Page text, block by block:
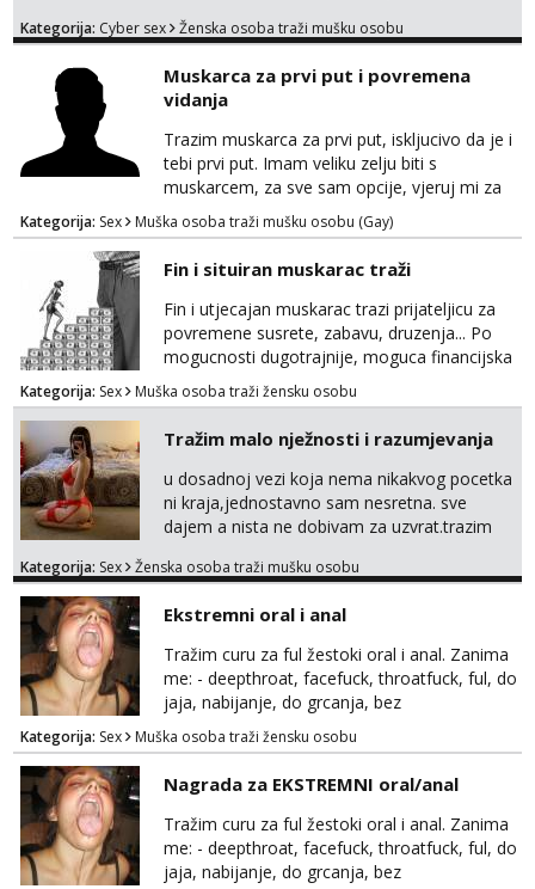
poslije kada se bolje znamo i videopoziv i
Idealno ne nešto jednokratno već
dogovoreno i na dulje vrijeme. Malo jesam
sramežljiva ali potrudit ću se da budeš
zadovoljan i da imaš nekog za svakodn...
Kategorija: Cyber sex Ženska osoba traži mušku osobu
Muskarca za prvi put i povremena
vidanja
Trazim muskarca za prvi put, iskljucivo da je i
tebi prvi put. Imam veliku zelju biti s
muskarcem, za sve sam opcije, vjeruj mi za
sve…pasiv/aktiv/pusenje/ najlonke…ako bude
dobro mozemo nastaviti povremena vidanja
uz maksimalnu diskreciju,sto bude u sobi
tamo i ostaje. Jace sam grade 180cm 110kg.
Ozenjen, uz dogovor o lokaciji i vremenu ja
rjesavam apartman/hotel. Odgovara mi cijela
kontinentalna...
Kategorija: Sex Muška osoba traži mušku osobu (Gay)
Fin i situiran muskarac traži
Fin i utjecajan muskarac trazi prijateljicu za
povremene susrete, zabavu, druzenja... Po
mogucnosti dugotrajnije, moguca financijska
potpora!
Kategorija: Sex Muška osoba traži žensku osobu
Tražim malo nježnosti i razumjevanja
u dosadnoj vezi koja nema nikakvog pocetka
ni kraja,jednostavno sam nesretna. sve
dajem a nista ne dobivam za uzvrat.trazim
trazim puno samo malo njeznosti i
poljupce po tijelu koji me jako
pale,obozavam kad muskarac preuzme
kontrolu . javi se :) Klikni na link ispod i nadji
me tamo, cekam te!
Kategorija: Sex Ženska osoba traži mušku osobu
Ekstremni oral i anal
Tražim curu za ful žestoki oral i anal. Zanima
me: - deepthroat, facefuck, throatfuck, ful, do
jaja, nabijanje, do grcanja, bez
ograničavanja... - fisting (ili big insertions),
gaping, DAP/TAP, prolapse, sirenje... Ako
možeš nešto od toga i spremna si, javi se.
Kategorija: Sex Muška osoba traži žensku osobu
Nagrada za EKSTREMNI oral/anal
Tražim curu za ful žestoki oral i anal. Zanima
me: - deepthroat, facefuck, throatfuck, ful, do
jaja, nabijanje, do grcanja, bez